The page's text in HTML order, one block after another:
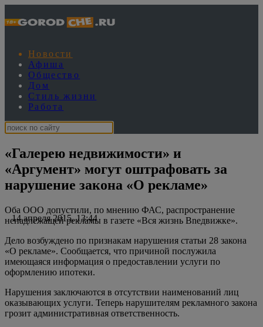
Новости
Афиша
Общество
Дом
Стиль жизни
Работа
«Галерею недвижимости» и
«Аргумент» могут оштрафовать за
нарушение закона «О рекламе»
14 апреля 2015, 13:44
Оба ООО допустили, по мнению ФАС, распространение
ненадлежащей рекламы в газете «Вся жизнь Вnедвижке».
Дело возбуждено по признакам нарушения статьи 28 закона
«О рекламе». Сообщается, что причиной послужила
имеющаяся информация о предоставлении услуги по
оформлению ипотеки.
Нарушения заключаются в отсутствии наименований лиц
оказывающих услуги. Теперь нарушителям рекламного закона
грозит административная ответственность.